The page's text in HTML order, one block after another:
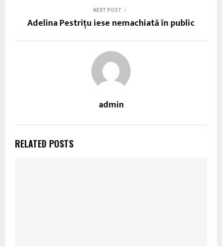
NEXT POST
Adelina Pestriţu iese nemachiată în public
admin
RELATED POSTS